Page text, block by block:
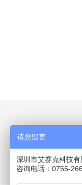
让我们保
第一时间获取
请您留言
深圳市艾赛克科技有
咨询电话：0755-